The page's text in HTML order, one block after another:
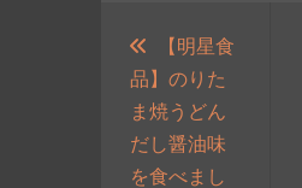
【明星食
品】のりた
ま焼うどん
だし醤油味
を食べまし